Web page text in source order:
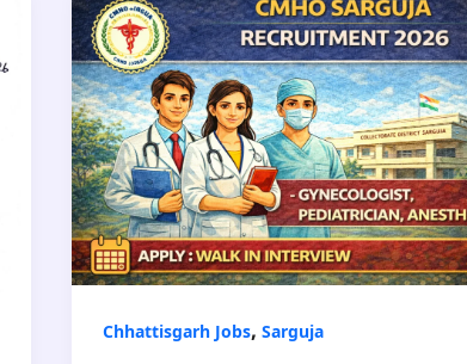
Chhattisgarh Jobs, Sarguja